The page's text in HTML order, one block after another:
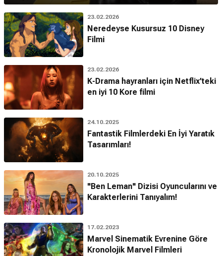
23.02.2026
Neredeyse Kusursuz 10 Disney
Filmi
23.02.2026
K-Drama hayranları için Netflix’teki
en iyi 10 Kore filmi
24.10.2025
Fantastik Filmlerdeki En İyi Yaratık
Tasarımları!
20.10.2025
"Ben Leman" Dizisi Oyuncularını ve
Karakterlerini Tanıyalım!
17.02.2023
Marvel Sinematik Evrenine Göre
Kronolojik Marvel Filmleri